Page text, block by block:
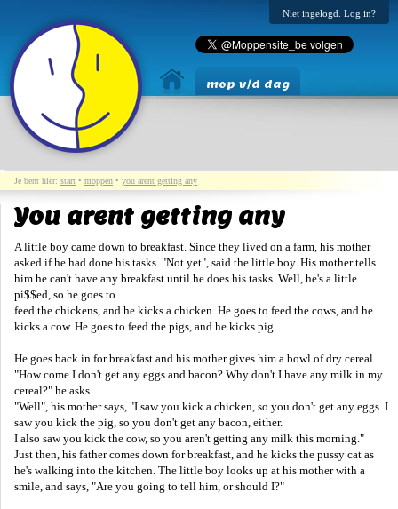
Niet ingelogd. Log in?
mop v/d dag
Je bent hier: start • moppen • you arent getting any
You arent getting any
A little boy came down to breakfast. Since they lived on a farm, his mother
asked if he had done his tasks. "Not yet", said the little boy. His mother tells
him he can't have any breakfast until he does his tasks. Well, he's a little
pi$$ed, so he goes to
feed the chickens, and he kicks a chicken. He goes to feed the cows, and he
kicks a cow. He goes to feed the pigs, and he kicks pig.
He goes back in for breakfast and his mother gives him a bowl of dry cereal.
"How come I don't get any eggs and bacon? Why don't I have any milk in my
cereal?" he asks.
"Well", his mother says, "I saw you kick a chicken, so you don't get any eggs. I
saw you kick the pig, so you don't get any bacon, either.
I also saw you kick the cow, so you aren't getting any milk this morning."
Just then, his father comes down for breakfast, and he kicks the pussy cat as
he's walking into the kitchen. The little boy looks up at his mother with a
smile, and says, "Are you going to tell him, or should I?"